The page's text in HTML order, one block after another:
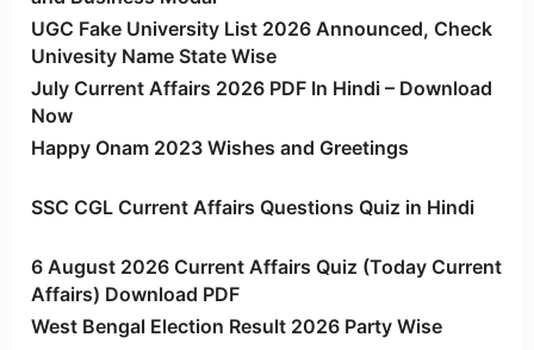
UGC Fake University List 2026 Announced, Check
Univesity Name State Wise
July Current Affairs 2026 PDF In Hindi – Download
Now
Happy Onam 2023 Wishes and Greetings
SSC CGL Current Affairs Questions Quiz in Hindi
6 August 2026 Current Affairs Quiz (Today Current
Affairs) Download PDF
West Bengal Election Result 2026 Party Wise